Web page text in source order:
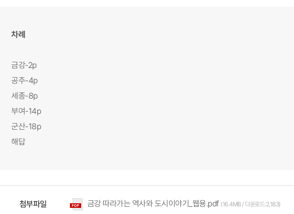
차례
금강-2p
공주-4p
세종-8p
부여-14p
군산-18p
해답
첨부파일 금강 따라가는 역사와 도시이야기_웹용.pdf (16.4MB / 다운로드:2,183)